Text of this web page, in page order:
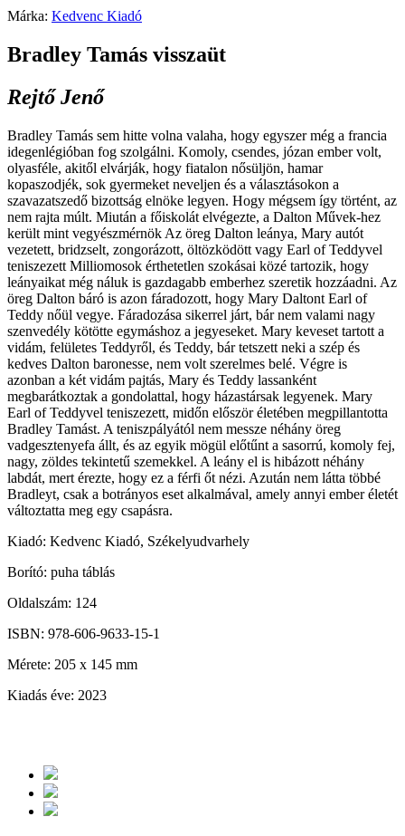
Márka: Kedvenc Kiadó
Bradley Tamás visszaüt
Rejtő Jenő
Bradley Tamás sem hitte volna valaha, hogy egyszer még a francia
idegenlégióban fog szolgálni. Komoly, csendes, józan ember volt,
olyasféle, akitől elvárják, hogy fiatalon nősüljön, hamar
kopaszodjék, sok gyermeket neveljen és a választásokon a
szavazatszedő bizottság elnöke legyen. Hogy mégsem így történt, az
nem rajta múlt. Miután a főiskolát elvégezte, a Dalton Művek-hez
került mint vegyészmérnök Az öreg Dalton leánya, Mary autót
vezetett, bridzselt, zongorázott, öltözködött vagy Earl of Teddyvel
teniszezett Milliomosok érthetetlen szokásai közé tartozik, hogy
leányaikat még náluk is gazdagabb emberhez szeretik hozzáadni. Az
öreg Dalton báró is azon fáradozott, hogy Mary Daltont Earl of
Teddy nőül vegye. Fáradozása sikerrel járt, bár nem valami nagy
szenvedély kötötte egymáshoz a jegyeseket. Mary keveset tartott a
vidám, felületes Teddyről, és Teddy, bár tetszett neki a szép és
kedves Dalton baronesse, nem volt szerelmes belé. Végre is
azonban a két vidám pajtás, Mary és Teddy lassanként
megbarátkoztak a gondolattal, hogy házastársak legyenek. Mary
Earl of Teddyvel teniszezett, midőn először életében megpillantotta
Bradley Tamást. A teniszpályától nem messze néhány öreg
vadgesztenyefa állt, és az egyik mögül előtűnt a sasorrú, komoly fej,
nagy, zöldes tekintetű szemekkel. A leány el is hibázott néhány
labdát, mert érezte, hogy ez a férfi őt nézi. Azután nem látta többé
Bradleyt, csak a botrányos eset alkalmával, amely annyi ember életét
változtatta meg egy csapásra.
Kiadó: Kedvenc Kiadó, Székelyudvarhely
Borító: puha táblás
Oldalszám: 124
ISBN: 978-606-9633-15-1
Mérete: 205 x 145 mm
Kiadás éve: 2023